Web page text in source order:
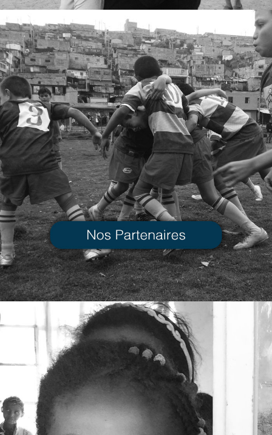
Nos
Partenaires
VOIR